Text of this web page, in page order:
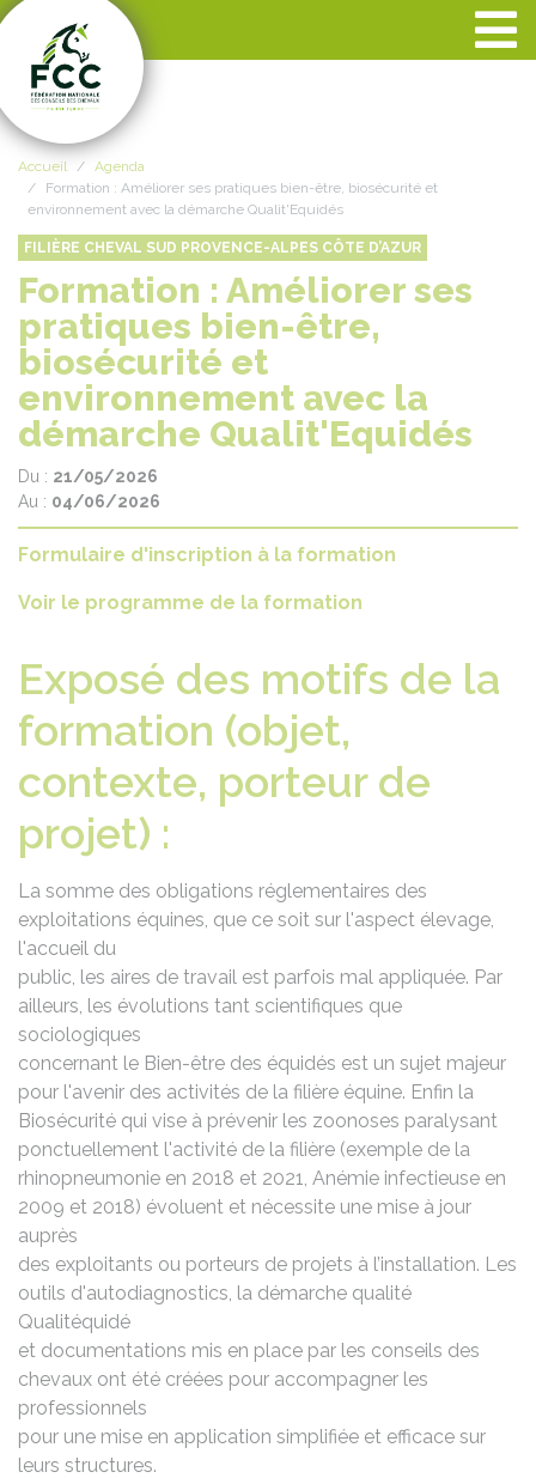
Accueil
Agenda
Formation : Améliorer ses pratiques bien-être, biosécurité et
environnement avec la démarche Qualit'Equidés
FILIÈRE CHEVAL SUD PROVENCE-ALPES CÔTE D’AZUR
Formation : Améliorer ses
pratiques bien-être,
biosécurité et
environnement avec la
démarche Qualit'Equidés
Du : 21/05/2026
Au : 04/06/2026
Formulaire d'inscription à la formation
Voir le programme de la formation
Exposé des motifs de la
formation (objet,
contexte, porteur de
projet) :
La somme des obligations réglementaires des
exploitations équines, que ce soit sur l'aspect élevage,
l'accueil du
public, les aires de travail est parfois mal appliquée. Par
ailleurs, les évolutions tant scientifiques que
sociologiques
concernant le Bien-être des équidés est un sujet majeur
pour l'avenir des activités de la filière équine. Enfin la
Biosécurité qui vise à prévenir les zoonoses paralysant
ponctuellement l'activité de la filière (exemple de la
rhinopneumonie en 2018 et 2021, Anémie infectieuse en
2009 et 2018) évoluent et nécessite une mise à jour
auprès
des exploitants ou porteurs de projets à l’installation. Les
outils d'autodiagnostics, la démarche qualité
Qualitéquidé
et documentations mis en place par les conseils des
chevaux ont été créées pour accompagner les
professionnels
pour une mise en application simplifiée et efficace sur
leurs structures.
Panneau de gestion des cookies